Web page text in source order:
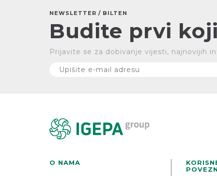
NEWSLETTER / BILTEN
Budite prvi
Prijavite se za dobivanje vijesti, najnovijih
O NAMA